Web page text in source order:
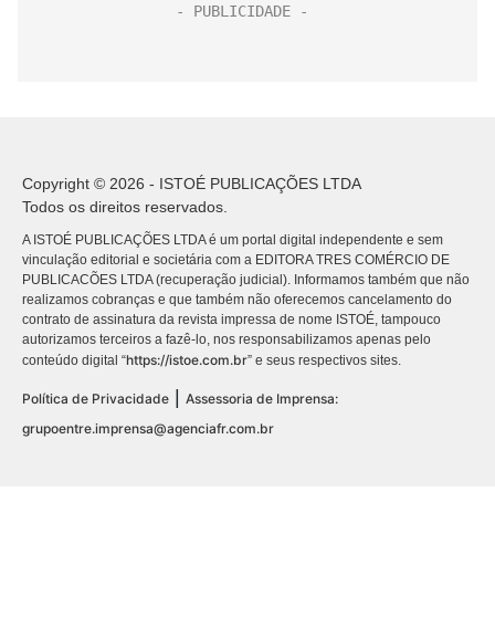
Copyright © 2026 - ISTOÉ PUBLICAÇÕES LTDA
Todos os direitos reservados.
A ISTOÉ PUBLICAÇÕES LTDA é um portal digital independente e sem
vinculação editorial e societária com a EDITORA TRES COMÉRCIO DE
PUBLICACÕES LTDA (recuperação judicial). Informamos também que não
realizamos cobranças e que também não oferecemos cancelamento do
contrato de assinatura da revista impressa de nome ISTOÉ, tampouco
autorizamos terceiros a fazê-lo, nos responsabilizamos apenas pelo
conteúdo digital “https://istoe.com.br” e seus respectivos sites.
Política de Privacidade
Assessoria de Imprensa:
grupoentre.imprensa@agenciafr.com.br